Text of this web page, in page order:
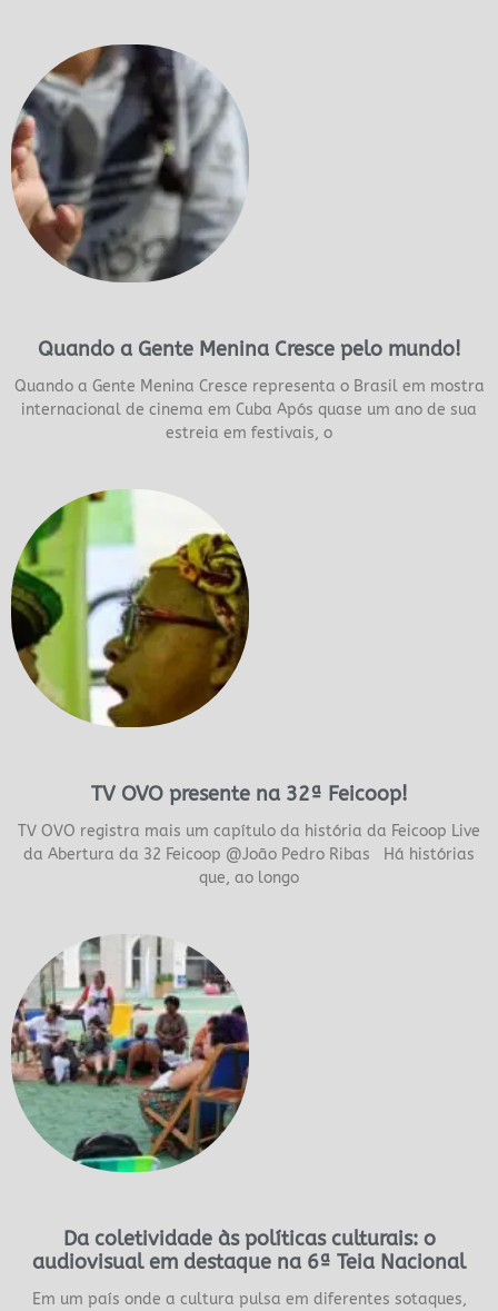
Quando a Gente Menina Cresce pelo mundo!
Quando a Gente Menina Cresce representa o Brasil em mostra
internacional de cinema em Cuba Após quase um ano de sua
estreia em festivais, o
TV OVO presente na 32ª Feicoop!
TV OVO registra mais um capítulo da história da Feicoop Live
da Abertura da 32 Feicoop @João Pedro Ribas Há histórias
que, ao longo
Da coletividade às políticas culturais: o
audiovisual em destaque na 6ª Teia Nacional
Em um país onde a cultura pulsa em diferentes sotaques,